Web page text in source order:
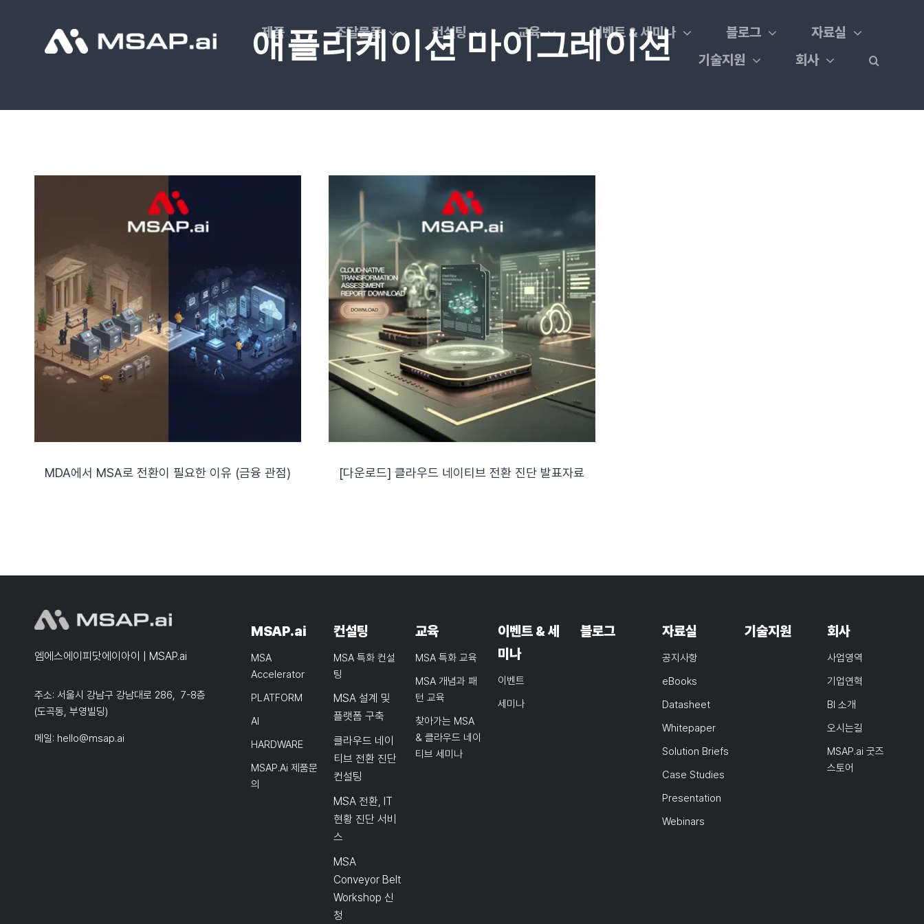
제품 조달물품 컨설팅 교육 이벤트 & 세미나 블로그
자료실
기술지원
회사
애플리케이션 마이그레이션
MDA에서 MSA로 전환이 필요한 이유 (금융 관점) [다운로드] 클라우드 네이티브 전환 진단 발표자료
엠에스에이피닷에이아이 | MSAP.ai
주소: 서울시 강남구 강남대로 286, 7-8층
(도곡동, 부영빌딩)
메일: hello@msap.ai
MSAP.ai
MSA
Accelerator
PLATFORM
AI
HARDWARE
MSAP.ai 제품문
의
컨설팅
MSA 특화 컨설
팅
MSA 설계 및
플랫폼 구축
클라우드 네이
티브 전환 진단
컨설팅
MSA 전환, IT
현황 진단 서비
스
MSA
Conveyor Belt
Workshop 신
청
교육
MSA 특화 교육
MSA 개념과 패
턴 교육
찾아가는 MSA
& 클라우드 네이
티브 세미나
이벤트 & 세
미나
이벤트
세미나
블로그 자료실
공지사항
eBooks
Datasheet
Whitepaper
Solution Briefs
Case Studies
Presentation
Webinars
기술지원 회사
사업영역
기업연혁
BI 소개
오시는길
MSAP.ai 굿즈
스토어